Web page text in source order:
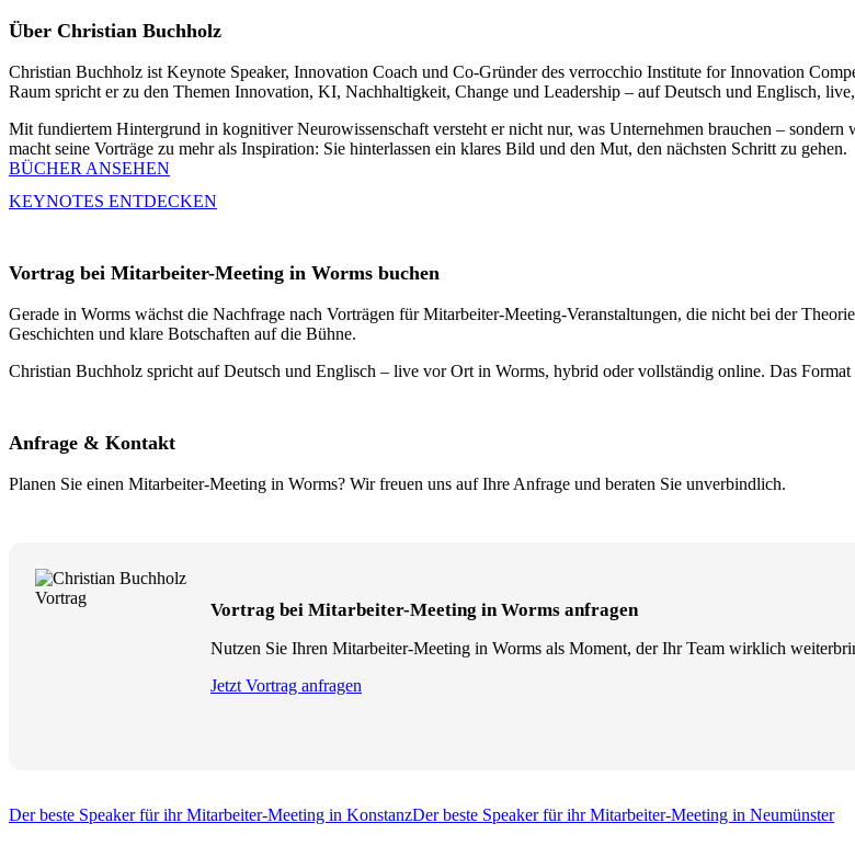
Über Christian Buchholz
Christian Buchholz ist Keynote Speaker, Innovation Coach und Co-Gründer des verrocchio Institute for Innovation
Raum spricht er zu den Themen Innovation, KI, Nachhaltigkeit, Change und Leadership – auf Deutsch und Englisch,
Mit fundiertem Hintergrund in kognitiver Neurowissenschaft versteht er nicht nur, was Unternehmen brauchen –
macht seine Vorträge zu mehr als Inspiration: Sie hinterlassen ein klares Bild und den Mut, den nächsten Schritt zu gehen.
BÜCHER ANSEHEN
KEYNOTES ENTDECKEN
Vortrag bei Mitarbeiter-Meeting in Worms buchen
Gerade in Worms wächst die Nachfrage nach Vorträgen für Mitarbeiter-Meeting-Veranstaltungen, die nicht bei der
Geschichten und klare Botschaften auf die Bühne.
Christian Buchholz spricht auf Deutsch und Englisch – live vor Ort in Worms, hybrid oder vollständig online. Das
Anfrage & Kontakt
Planen Sie einen Mitarbeiter-Meeting in Worms? Wir freuen uns auf Ihre Anfrage und beraten Sie unverbindlich.
Vortrag bei Mitarbeiter-Meeting in Worms anfragen
Nutzen Sie Ihren Mitarbeiter-Meeting in Worms als Moment, der Ihr Team wirklich
Jetzt Vortrag anfragen
Der beste Speaker für ihr Mitarbeiter-Meeting in KonstanzDer beste Speaker für ihr Mitarbeiter-Meeting in Neumünster